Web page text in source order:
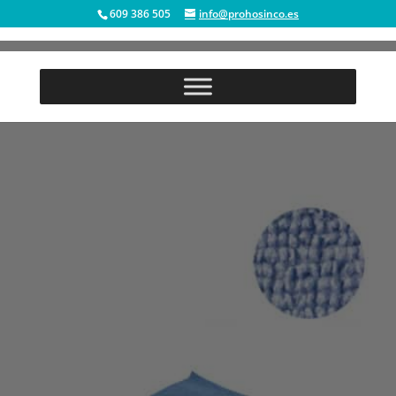
609 386 505 info@prohosinco.es